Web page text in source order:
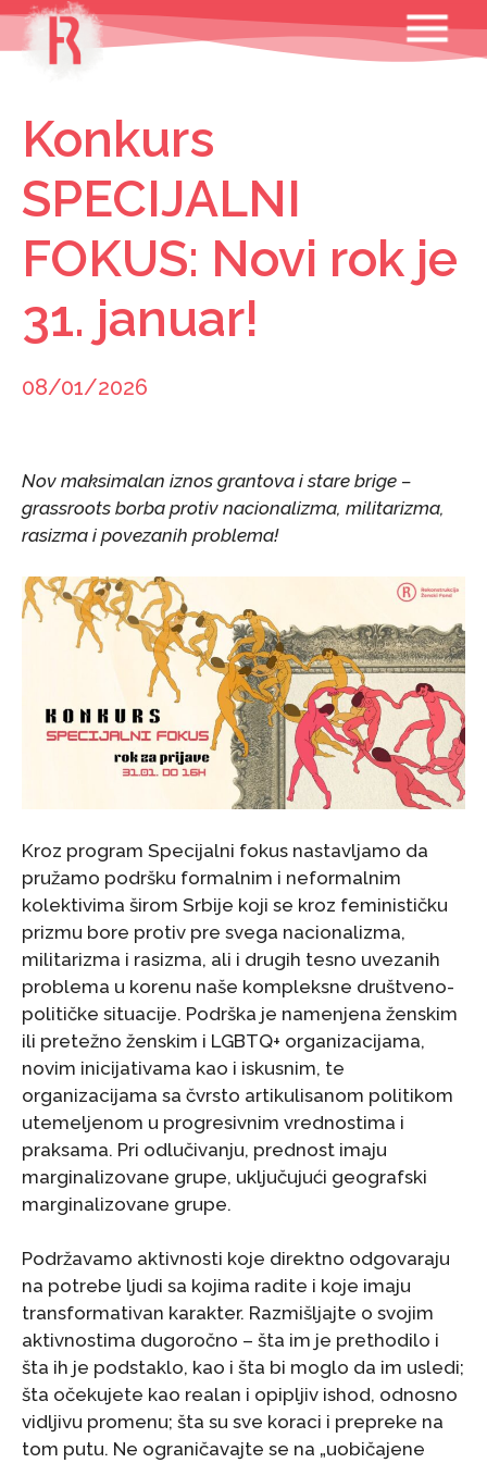
Skip
content
MENU
Konkurs
SPECIJALNI
FOKUS: Novi rok je
31. januar!
08/01/2026
Nov maksimalan iznos grantova i stare brige –
grassroots borba protiv nacionalizma, militarizma,
rasizma i povezanih problema!
Kroz program Specijalni fokus nastavljamo da
pružamo podršku formalnim i neformalnim
kolektivima širom Srbije koji se kroz feminističku
prizmu bore protiv pre svega nacionalizma,
militarizma i rasizma, ali i drugih tesno uvezanih
problema u korenu naše kompleksne društveno-
političke situacije. Podrška je namenjena ženskim
ili pretežno ženskim i LGBTQ+ organizacijama,
novim inicijativama kao i iskusnim, te
organizacijama sa čvrsto artikulisanom politikom
utemeljenom u progresivnim vrednostima i
praksama. Pri odlučivanju, prednost imaju
marginalizovane grupe, uključujući geografski
marginalizovane grupe.
Podržavamo aktivnosti koje direktno odgovaraju
na potrebe ljudi sa kojima radite i koje imaju
transformativan karakter. Razmišljajte o svojim
aktivnostima dugoročno – šta im je prethodilo i
šta ih je podstaklo, kao i šta bi moglo da im usledi;
šta očekujete kao realan i opipljiv ishod, odnosno
vidljivu promenu; šta su sve koraci i prepreke na
tom putu. Ne ograničavajte se na „uobičajene